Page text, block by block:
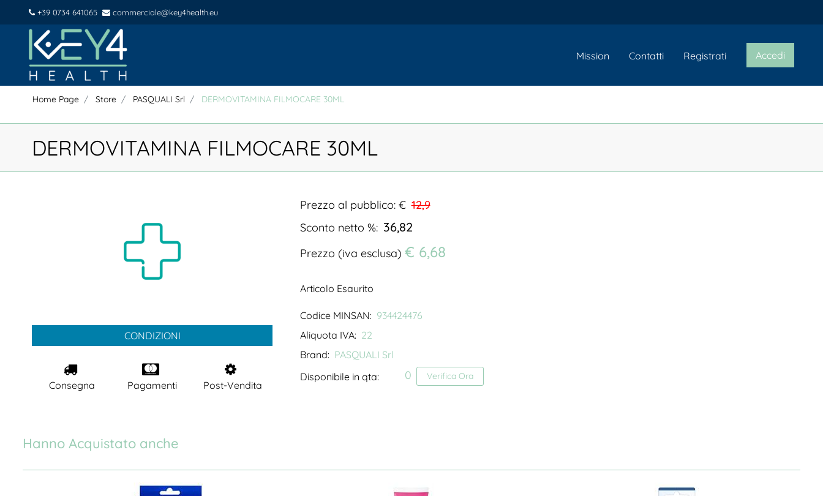
+39 0734 641065 commerciale@key4health.eu
Mission Contatti Registrati Accedi
Home Page Store PASQUALI Srl DERMOVITAMINA FILMOCARE 30ML
DERMOVITAMINA FILMOCARE 30ML
CONDIZIONI
Consegna Pagamenti Post-Vendita
Prezzo al pubblico: € 12,9
Sconto netto %: 36,82
Prezzo (iva esclusa) € 6,68
Articolo Esaurito
Codice MINSAN: 934424476
Aliquota IVA: 22
Brand: PASQUALI Srl
Disponibile in qta:
Verifica Ora
0
Hanno Acquistato anche